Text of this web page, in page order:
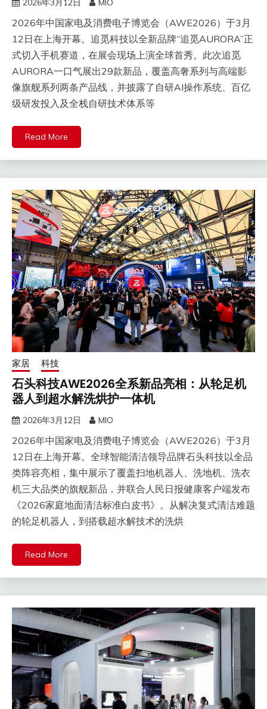
2026年3月12日 MIO
2026年中国家电及消费电子博览会（AWE2026）于3月
12日在上海开幕。追觅科技以全新品牌“追觅AURORA”正
式切入手机赛道，在展会现场上演全球首秀。此次追觅
AURORA一口气展出29款新品，覆盖高奢系列与高端影
像旗舰系列两条产品线，并披露了自研AI操作系统、百亿
级研发投入及全栈自研技术体系等
Read More
家居 科技
石头科技AWE2026全系新品亮相：从轮足机
器人到超水解洗烘护一体机
2026年3月12日 MIO
2026年中国家电及消费电子博览会（AWE2026）于3月
12日在上海开幕。全球智能清洁领导品牌石头科技以全品
类阵容亮相，集中展示了覆盖扫地机器人、洗地机、洗衣
机三大品类的旗舰新品，并联合人民日报健康客户端发布
《2026家庭地面清洁标准白皮书》。从解决复式清洁难题
的轮足机器人，到搭载超水解技术的洗烘
Read More